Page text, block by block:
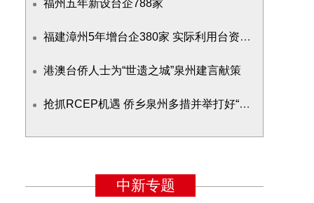
福州五年新设台企788家
福建漳州5年增台企380家 实际利用台资114亿元
港澳台侨人士为“世遗之城”泉州建言献策
抢抓RCEP机遇 侨乡泉州多措并举打好“新侨牌”